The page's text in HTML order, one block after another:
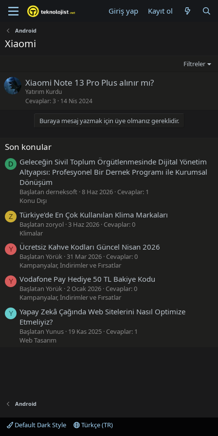
Giriş yap Kayıt ol
Android
Xiaomi
Filtreler
Xiaomi Note 13 Pro Plus alınır mı?
Yatırım Kurdu
Cevaplar 3 14 Nis 2024
Buraya mesaj yazmak için üye olmanız gereklidir.
Son konular
D
Geleceğin Sivil Toplum Örgütlenmesinde Dijital Yönetim
Altyapısı: Profesyonel Bir Dernek Programı ile Kurumsal
Dönüşüm
Başlatan derneksoft 8 Haz 2026 Cevaplar: 1
Konu Dışı
Z Türkiye'de En Çok Kullanılan Klima Markaları
Başlatan zoryol 3 Haz 2026 Cevaplar: 0
Klimalar
Y Ücretsiz Kahve Kodları Güncel Nisan 2026
Başlatan Yörük 31 Mar 2026 Cevaplar: 0
Kampanyalar, İndirimler ve Fırsatlar
Y Vodafone Pay Hediye 50 TL Bakiye Kodu
Başlatan Yörük 2 Ocak 2026 Cevaplar: 0
Kampanyalar, İndirimler ve Fırsatlar
Y
Yapay Zekâ Çağında Web Sitelerini Nasıl Optimize
Etmeliyiz?
Başlatan Yunus 19 Kas 2025 Cevaplar: 1
Web Tasarım
Android
Default Dark Style
Türkçe (TR)